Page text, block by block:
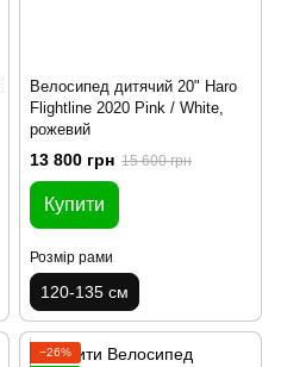
Велосипед дитячий 20" Haro
Flightline 2020 Pink / White,
рожевий
13 800 грн 15 600 грн
Купити
Розмір рами
120-135 см
−26%